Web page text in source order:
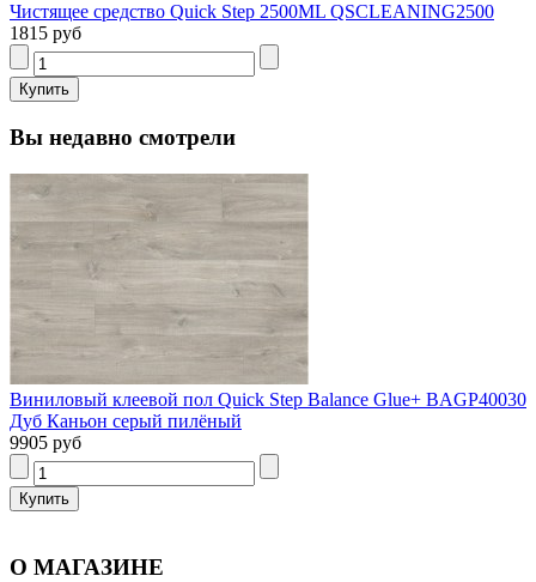
Чистящее средство Quick Step 2500ML QSCLEANING2500
1815 руб
Вы недавно смотрели
Виниловый клеевой пол Quick Step Balance Glue+ BAGP40030
Дуб Каньон серый пилёный
9905 руб
О МАГАЗИНЕ